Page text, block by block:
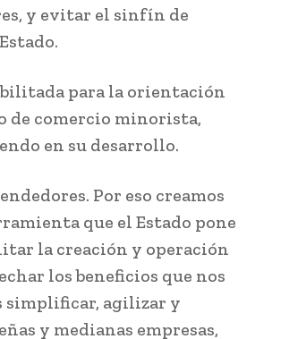
y evitar el sinfín de
para la orientación
de comercio minorista,
en su desarrollo.
Por eso creamos
que el Estado pone
la creación y operación
los beneficios que nos
simplificar, agilizar y
y medianas empresas,